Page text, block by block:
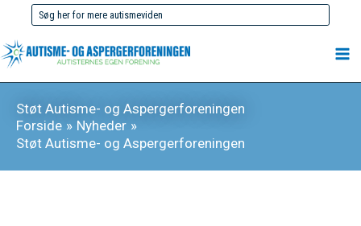
indholdet
Søg
efter:
Støt Autisme- og Aspergerforeningen
Forside
Nyheder
Støt Autisme- og Aspergerforeningen